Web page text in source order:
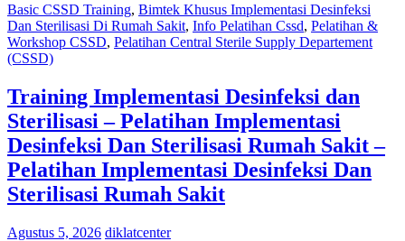
Basic CSSD Training, Bimtek Khusus Implementasi Desinfeksi
Dan Sterilisasi Di Rumah Sakit, Info Pelatihan Cssd, Pelatihan &
Workshop CSSD, Pelatihan Central Sterile Supply Departement
(CSSD)
Training Implementasi Desinfeksi dan
Sterilisasi – Pelatihan Implementasi
Desinfeksi Dan Sterilisasi Rumah Sakit –
Pelatihan Implementasi Desinfeksi Dan
Sterilisasi Rumah Sakit
Agustus 5, 2026 diklatcenter